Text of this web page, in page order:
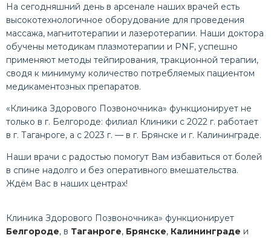
На сегодняшний день в арсенале наших врачей есть
высокотехнологичное оборудование для проведения
массажа, магнитотерапии и лазеротерапии. Наши доктора
обучены методикам плазмотерапии и PNF, успешно
применяют методы тейпирования, тракционной терапии,
сводя к минимуму количество потребляемых пациентом
медикаментозных препаратов.
«Клиника Здорового Позвоночника» функционирует не
только в г. Белгороде: филиал Клиники с 2022 г. работает
в г. Таганроге, а с 2023 г. — в г. Брянске и г. Калининграде.
Наши врачи с радостью помогут Вам избавиться от болей
в спине надолго и без оперативного вмешательства.
Ждём Вас в наших центрах!
Клиника Здорового Позвоночника» функционирует
Белгороде, в Таганроге, Брянске, Калининграде и